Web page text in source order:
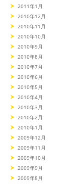
2011年1月
2010年12月
2010年11月
2010年10月
2010年9月
2010年8月
2010年7月
2010年6月
2010年5月
2010年4月
2010年3月
2010年2月
2010年1月
2009年12月
2009年11月
2009年10月
2009年9月
2009年8月